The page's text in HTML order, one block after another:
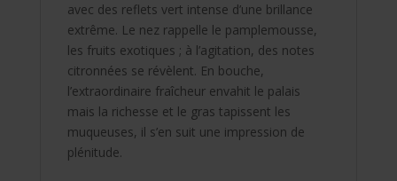
avec des reflets vert intense d’une brillance
extrême. Le nez rappelle le pamplemousse,
les fruits exotiques ; à l’agitation, des notes
citronnées se révèlent. En bouche,
l’extraordinaire fraîcheur envahit le palais
mais la richesse et le gras tapissent les
muqueuses, il s’en suit une impression de
plénitude.